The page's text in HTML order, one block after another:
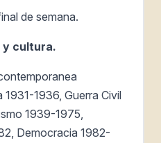
de semana.
y cultura.
1931-1936, Guerra Civil
1939-1975,
Democracia 1982-